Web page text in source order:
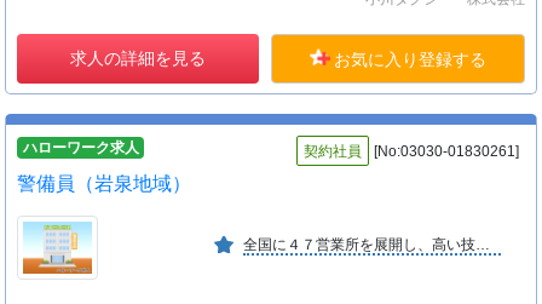
求人の詳細を見る お気に入り登録する
ハローワーク求人 契約社員 [No:03030-01830261]
警備員（岩泉地域）
全国に４７営業所を展開し、高い技術力とネットワークを構築しています。警備サービスの分野では東北で最大規模、盤石な経営のもと、社員育成に力を入れ、サービス品質の向上に努めています。